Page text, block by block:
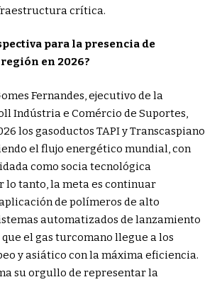
crítica.
para la presencia de
en 2026?
Fernandes, ejecutivo de la
Indústria e Comércio de Suportes,
los gasoductos TAPI y Transcaspiano
el flujo energético mundial, con
como socia tecnológica
lo tanto, la meta es continuar
de polímeros de alto
automatizados de lanzamiento
el gas turcomano llegue a los
y asiático con la máxima eficiencia.
su orgullo de representar la